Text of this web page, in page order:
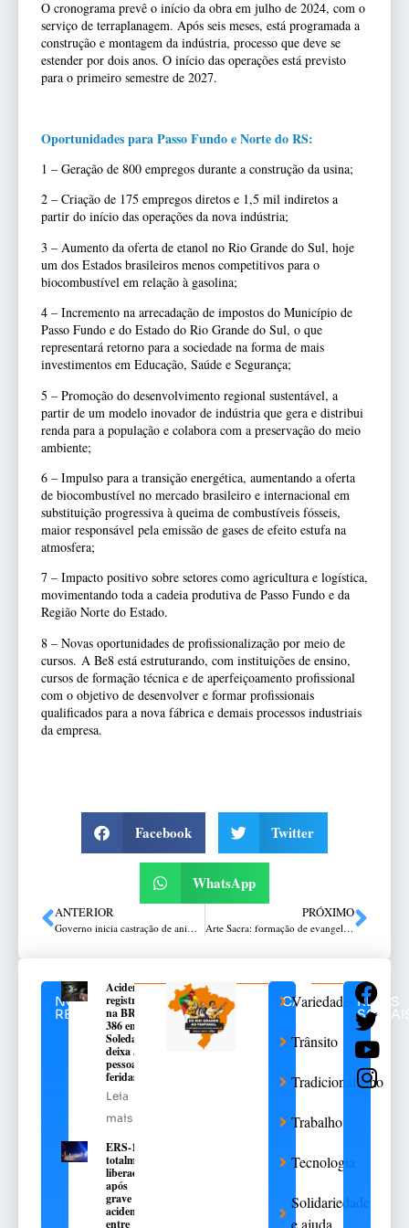
O cronograma prevê o início da obra em julho de 2024, com o
serviço de terraplanagem. Após seis meses, está programada a
construção e montagem da indústria, processo que deve se
estender por dois anos. O início das operações está previsto
para o primeiro semestre de 2027.
Oportunidades para Passo Fundo e Norte do RS:
1 – Geração de 800 empregos durante a construção da usina;
2 – Criação de 175 empregos diretos e 1,5 mil indiretos a
partir do início das operações da nova indústria;
3 – Aumento da oferta de etanol no Rio Grande do Sul, hoje
um dos Estados brasileiros menos competitivos para o
biocombustível em relação à gasolina;
4 – Incremento na arrecadação de impostos do Município de
Passo Fundo e do Estado do Rio Grande do Sul, o que
representará retorno para a sociedade na forma de mais
investimentos em Educação, Saúde e Segurança;
5 – Promoção do desenvolvimento regional sustentável, a
partir de um modelo inovador de indústria que gera e distribui
renda para a população e colabora com a preservação do meio
ambiente;
6 – Impulso para a transição energética, aumentando a oferta
de biocombustível no mercado brasileiro e internacional em
substituição progressiva à queima de combustíveis fósseis,
maior responsável pela emissão de gases de efeito estufa na
atmosfera;
7 – Impacto positivo sobre setores como agricultura e logística,
movimentando toda a cadeia produtiva de Passo Fundo e da
Região Norte do Estado.
8 – Novas oportunidades de profissionalização por meio de
cursos. A Be8 está estruturando, com instituições de ensino,
cursos de formação técnica e de aperfeiçoamento profissional
com o objetivo de desenvolver e formar profissionais
qualificados para a nova fábrica e demais processos industriais
da empresa.
Facebook Twitter
WhatsApp
ANTERIOR
Governo inicia castração de animais resgatados das enchentes
PRÓXIMO
Arte Sacra: formação de evangelização na Itepa Faculdades
NOTÍCIAS
RELACIONADAS
Acidente
registrado
na BR-
386 em
Soledade
deixa 3
pessoas
feridas
Leia
mais
ERS-135 é
totalmente
liberada
após
grave
acidente
entre
CATEGORIAS
Variedades
Trânsito
Tradicionalismo
Trabalho
Tecnologia
Solidariedade
e ajuda
REDES